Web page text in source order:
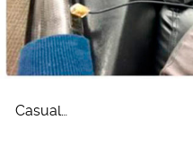
Casual…